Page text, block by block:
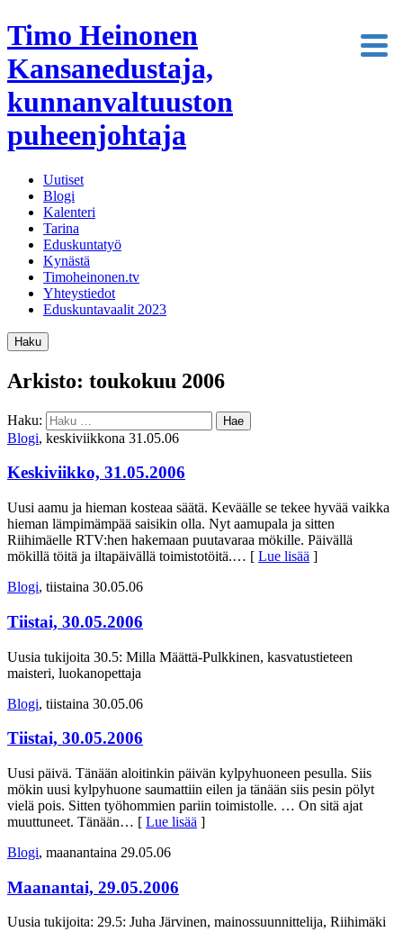
Timo Heinonen
Kansanedustaja,
kunnanvaltuuston
puheenjohtaja
Uutiset
Blogi
Kalenteri
Tarina
Eduskuntatyö
Kynästä
Timoheinonen.tv
Yhteystiedot
Eduskuntavaalit 2023
Haku
Arkisto: toukokuu 2006
Haku:
Blogi, keskiviikkona 31.05.06
Keskiviikko, 31.05.2006
Uusi aamu ja hieman kosteaa säätä. Keväälle se tekee hyvää vaikka
hieman lämpimämpää saisikin olla. Nyt aamupala ja sitten
Riihimäelle RTV:hen hakemaan puutavaraa mökille. Päivällä
mökillä töitä ja iltapäivällä toimistotöitä.… [ Lue lisää ]
Blogi, tiistaina 30.05.06
Tiistai, 30.05.2006
Uusia tukijoita 30.5: Milla Määttä-Pulkkinen, kasvatustieteen
maisteri, luokanopettaja
Blogi, tiistaina 30.05.06
Tiistai, 30.05.2006
Uusi päivä. Tänään aloitinkin päivän kylpyhuoneen pesulla. Siis
mökin uusi kylpyhuone saumattiin eilen ja tänään siis pesin pölyt
vielä pois. Sitten työhommien pariin toimistolle. … On sitä ajat
muuttuneet. Tänään… [ Lue lisää ]
Blogi, maanantaina 29.05.06
Maanantai, 29.05.2006
Uusia tukijoita: 29.5: Juha Järvinen, mainossuunnittelija, Riihimäki